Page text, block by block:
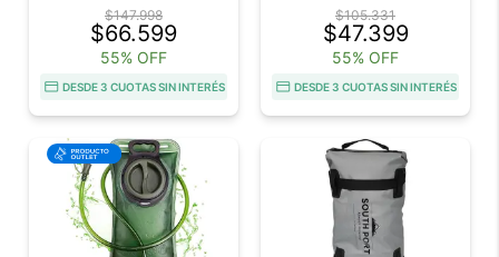
$147.998
$66.599
55% OFF
DESDE 3 CUOTAS SIN INTERÉS
$105.331
$47.399
55% OFF
DESDE 3 CUOTAS SIN INTERÉS